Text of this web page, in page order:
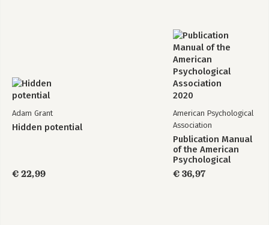
Adam Grant
Hidden potential
€ 22,99
American Psychological
Association
Publication Manual
of the American
Psychological
Association 2020
€ 36,97